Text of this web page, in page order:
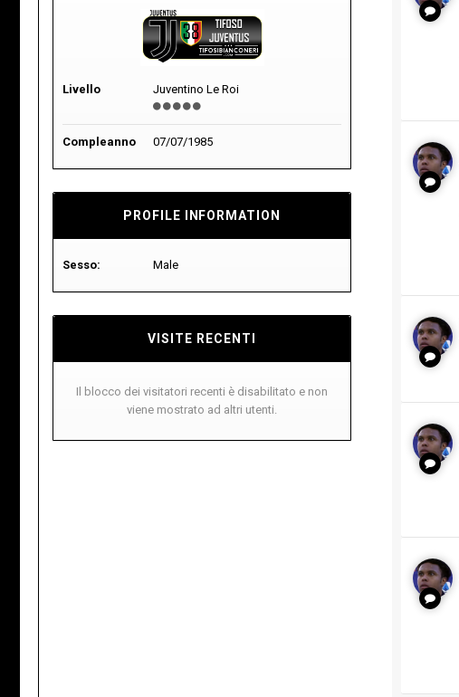
Livello Juventino Le Roi
Compleanno 07/07/1985
PROFILE INFORMATION
Sesso: Male
VISITE RECENTI
Il blocco dei visitatori recenti è disabilitato e non
viene mostrato ad altri utenti.